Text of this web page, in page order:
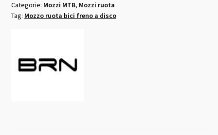
su
cuscinetti
Categorie: Mozzi MTB, Mozzi ruota
Tag: Mozzo ruota bici freno a disco